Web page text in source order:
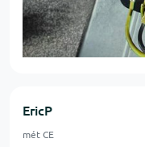
EricP
mét CE